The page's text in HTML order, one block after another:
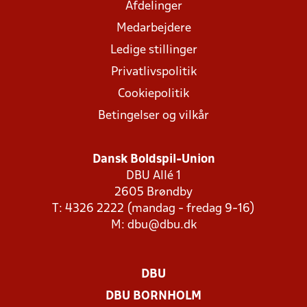
Afdelinger
Medarbejdere
Ledige stillinger
Privatlivspolitik
Cookiepolitik
Betingelser og vilkår
Dansk Boldspil-Union
DBU Allé 1
2605 Brøndby
T: 4326 2222 (mandag - fredag 9-16)
M: dbu@dbu.dk
DBU
DBU BORNHOLM